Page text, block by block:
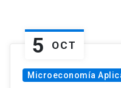
5 OCT
Microeconomía